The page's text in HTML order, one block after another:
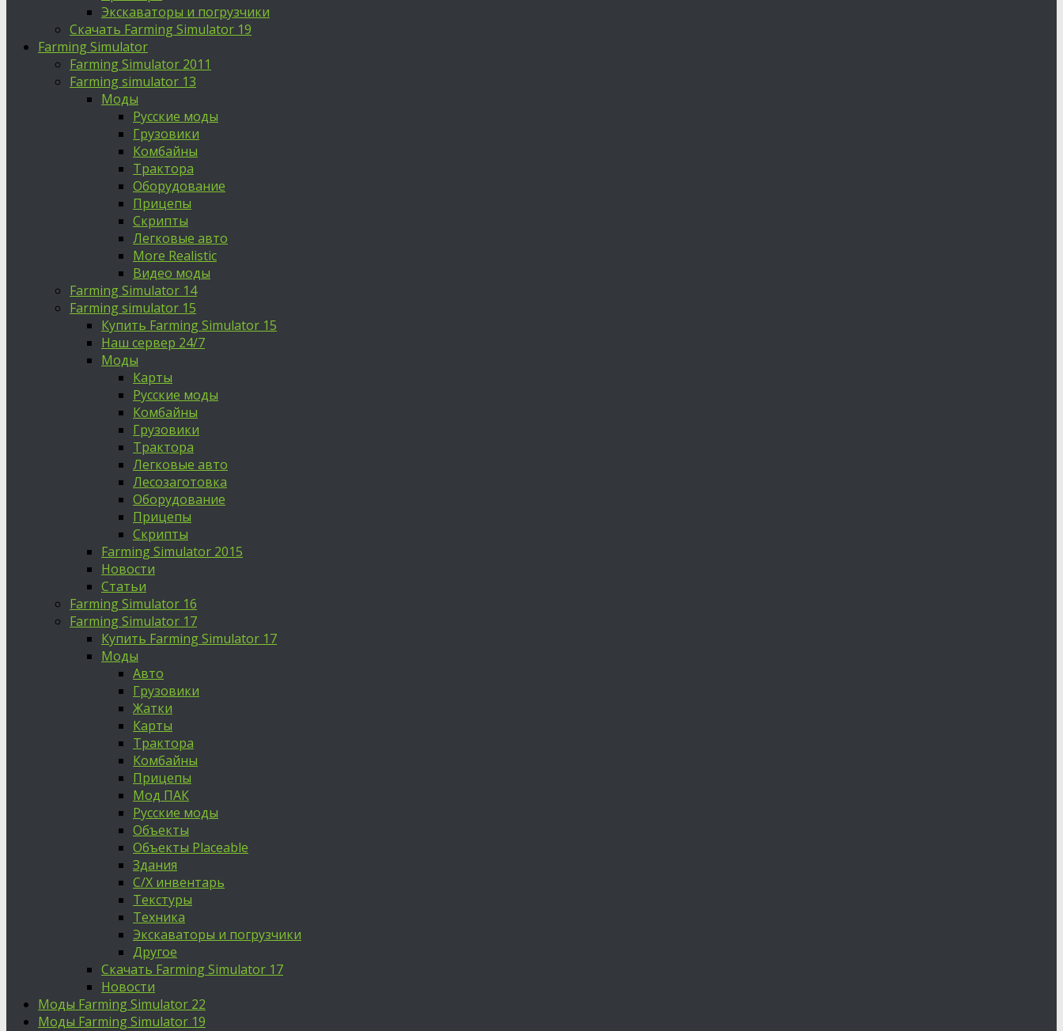
Экскаваторы и погрузчики
Скачать Farming Simulator 19
Farming Simulator
Farming Simulator 2011
Farming simulator 13
Моды
Русские моды
Грузовики
Комбайны
Трактора
Оборудование
Прицепы
Скрипты
Легковые авто
More Realistic
Видео моды
Farming Simulator 14
Farming simulator 15
Купить Farming Simulator 15
Наш сервер 24/7
Моды
Карты
Русские моды
Комбайны
Грузовики
Трактора
Легковые авто
Лесозаготовка
Оборудование
Прицепы
Скрипты
Farming Simulator 2015
Новости
Статьи
Farming Simulator 16
Farming Simulator 17
Купить Farming Simulator 17
Моды
Авто
Грузовики
Жатки
Карты
Трактора
Комбайны
Прицепы
Мод ПАК
Русские моды
Объекты
Объекты Placeable
Здания
С/Х инвентарь
Текстуры
Техника
Экскаваторы и погрузчики
Другое
Скачать Farming Simulator 17
Новости
Моды Farming Simulator 22
Моды Farming Simulator 19